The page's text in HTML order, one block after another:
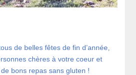
de belles fêtes de fin d’année,
chères à votre coeur et
bons repas sans gluten !